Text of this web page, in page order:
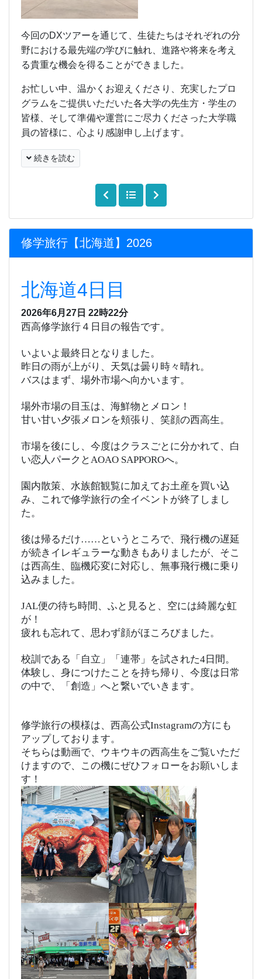
今回のDXツアーを通じて、生徒たちはそれぞれの分
野における最先端の学びに触れ、進路や将来を考え
る貴重な機会を得ることができました。
お忙しい中、温かくお迎えくださり、充実したプロ
グラムをご提供いただいた各大学の先生方・学生の
皆様、そして準備や運営にご尽力くださった大学職
員の皆様に、心より感謝申し上げます。
続きを読む
修学旅行【北海道】2026
北海道4日目
2026年6月27日 22時22分
西高修学旅行４日目の報告です。
いよいよ最終日となりました。
昨日の雨が上がり、天気は曇り時々晴れ。
バスはまず、場外市場へ向かいます。
場外市場の目玉は、海鮮物とメロン！
甘い甘い夕張メロンを頬張り、笑顔の西高生。
市場を後にし、今度はクラスごとに分かれて、白
い恋人パークとAOAO SAPPOROへ。
園内散策、水族館観覧に加えてお土産を買い込
み、これで修学旅行の全イベントが終了しまし
た。
後は帰るだけ……というところで、飛行機の遅延
が続きイレギュラーな動きもありましたが、そこ
は西高生、臨機応変に対応し、無事飛行機に乗り
込みました。
JAL便の待ち時間、ふと見ると、空には綺麗な虹
が！
疲れも忘れて、思わず顔がほころびました。
校訓である「自立」「連帯」を試された4日間。
体験し、身につけたことを持ち帰り、今度は日常
の中で、「創造」へと繋いでいきます。
修学旅行の模様は、西高公式Instagramの方にも
アップしております。
そちらは動画で、ウキウキの西高生をご覧いただ
けますので、この機にぜひフォローをお願いしま
す！